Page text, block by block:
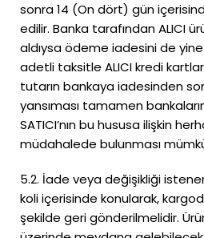
sonra 14 (On dört) gün
edilir. Banka tarafından ALICI
aldıysa ödeme iadesini de
adetli taksitle ALICI kredi
tutarın bankaya iadesinden
yansıması tamamen
SATICI’nın bu hususa ilişkin
müdahalede bulunması
5.2. İade veya değişikliği
koli içerisinde konularak,
şekilde geri gönderilmelidir.